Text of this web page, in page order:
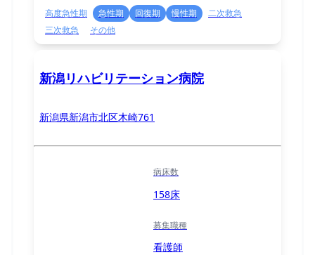
高度急性期 急性期 回復期 慢性期
二次救急
三次救急
その他
新潟リハビリテーション病院
新潟県新潟市北区木崎761
病床数
158床
募集職種
看護師